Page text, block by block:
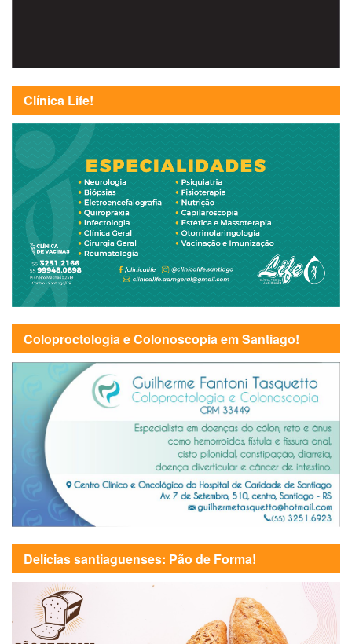
Clínica Life!
Coloproctologia e Colonoscopia em Santiago!
Delícias santiaguenses: Pão de Forma!